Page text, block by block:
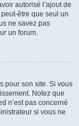
autorisé l’ajout de
être que seul un
ne savez pas
un forum.
pour son site. Si vous
Notez que
n’est pas concerné
si vous ne